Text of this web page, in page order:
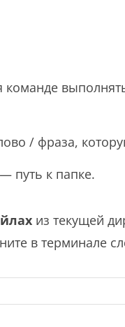
/ фраза,
— путь к папке.
из текущей
в терминале